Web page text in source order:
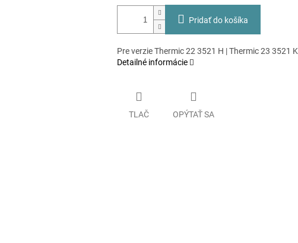
Pridať do košíka
Pre verzie Thermic 22 3521 H | Thermic 23 3521 K
Detailné informácie
TLAČ OPÝTAŤ SA